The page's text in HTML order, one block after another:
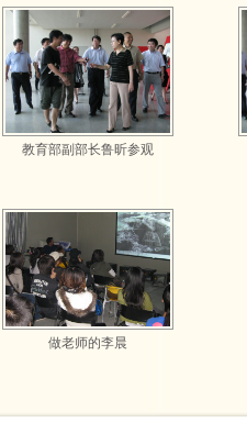
教育部副部长鲁昕参观
做老师的李晨